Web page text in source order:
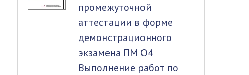
промежуточной
аттестации в форме
демонстрационного
экзамена ПМ О4
Выполнение работ по